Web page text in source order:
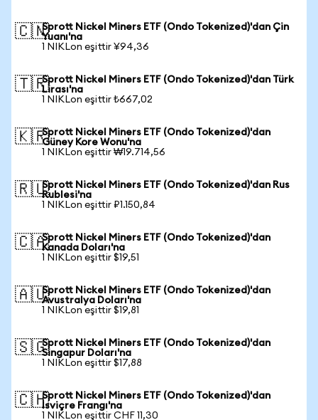
🇨🇳Sprott Nickel Miners ETF (Ondo Tokenized)'dan Çin
Yuanı'na
1 NIKLon eşittir ¥94,36
🇹🇷Sprott Nickel Miners ETF (Ondo Tokenized)'dan Türk
Lirası'na
1 NIKLon eşittir ₺667,02
🇰🇷Sprott Nickel Miners ETF (Ondo Tokenized)'dan
Güney Kore Wonu'na
1 NIKLon eşittir ₩19.714,56
🇷🇺Sprott Nickel Miners ETF (Ondo Tokenized)'dan Rus
Rublesi'na
1 NIKLon eşittir ₽1.150,84
🇨🇦Sprott Nickel Miners ETF (Ondo Tokenized)'dan
Kanada Doları'na
1 NIKLon eşittir $19,51
🇦🇺Sprott Nickel Miners ETF (Ondo Tokenized)'dan
Avustralya Doları'na
1 NIKLon eşittir $19,81
🇸🇬Sprott Nickel Miners ETF (Ondo Tokenized)'dan
Singapur Doları'na
1 NIKLon eşittir $17,88
🇨🇭Sprott Nickel Miners ETF (Ondo Tokenized)'dan
İsviçre Frangı'na
1 NIKLon eşittir CHF 11,30